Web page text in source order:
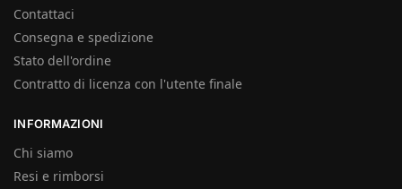
Contattaci
Consegna e spedizione
Stato dell'ordine
Contratto di licenza con l'utente finale
INFORMAZIONI
Chi siamo
Resi e rimborsi